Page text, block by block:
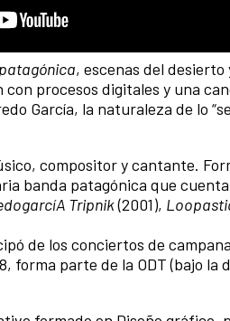
, escenas del
con procesos digitales y una
García, la naturaleza de lo
compositor y cantante.
banda patagónica que
Tripnik(2001),
de los conciertos de
forma parte de la ODT (bajo